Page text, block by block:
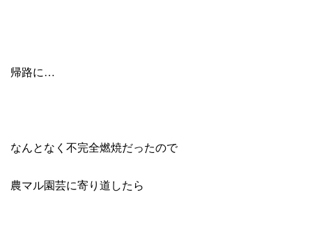
帰路に…
なんとなく不完全燃焼だったので
農マル園芸に寄り道したら